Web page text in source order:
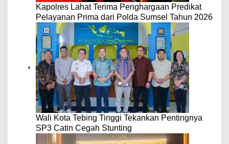
Kapolres Lahat Terima Penghargaan Predikat
Pelayanan Prima dari Polda Sumsel Tahun 2026
Wali Kota Tebing Tinggi Tekankan Pentingnya
SP3 Catin Cegah Stunting